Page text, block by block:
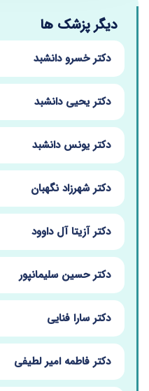
دیگر پزشک ها
دکتر خسرو دانشبد
دکتر یحیی دانشبد
دکتر یونس دانشبد
دکتر شهرزاد نگهبان
دکتر آزیتا آل داوود
دکتر حسین سلیمانپور
دکتر سارا فنایی
دکتر فاطمه امیر لطیفی